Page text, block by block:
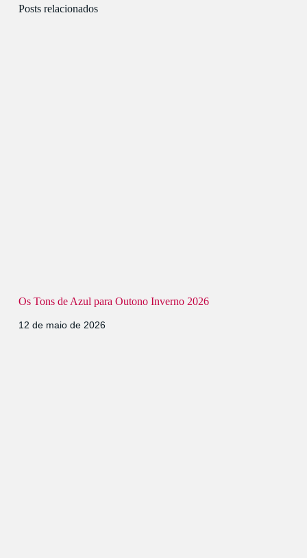
Posts relacionados
Os Tons de Azul para Outono Inverno 2026
12 de maio de 2026